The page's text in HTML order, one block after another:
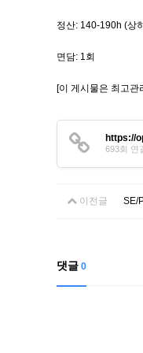
정산: 140-190h (상
면담: 1회
[이 게시물은 최고
https://
693회 연
이전글 SE/
댓글 0